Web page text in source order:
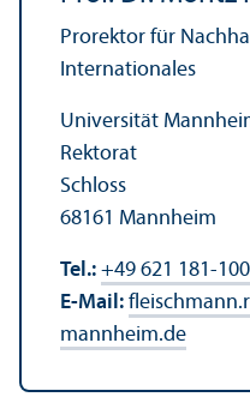
Prorektor für
Internationales
Universität
Rektorat
Schloss
68161 Mannheim
Tel.: +49 621 181-
E-Mail:
mannheim.de